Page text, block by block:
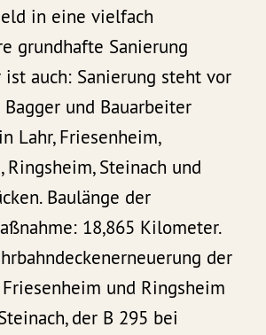
in eine vielfach
grundhafte Sanierung
ist auch: Sanierung steht vor
Bagger und Bauarbeiter
Lahr, Friesenheim,
Steinach und
Baulänge der
18,865 Kilometer.
der
und Ringsheim
der B 295 bei